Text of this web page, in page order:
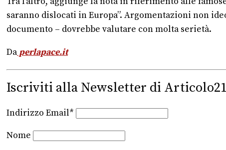
saranno dislocati in Europa”. Argomentazioni non
documento – dovrebbe valutare con molta serietà.
Daperlapace.it
Iscriviti alla Newsletter di Articolo21
Indirizzo Email*
Nome